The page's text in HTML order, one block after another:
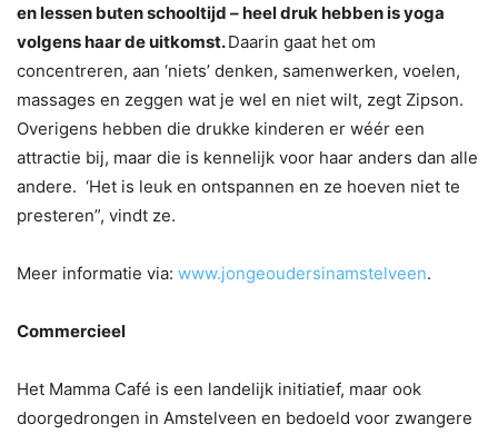
en lessen buten schooltijd – heel druk hebben is yoga
volgens haar de uitkomst.Daarin gaat het om
concentreren, aan ‘niets’ denken, samenwerken, voelen,
massages en zeggen wat je wel en niet wilt, zegt Zipson.
Overigens hebben die drukke kinderen er wéér een
attractie bij, maar die is kennelijk voor haar anders dan alle
andere. ‘Het is leuk en ontspannen en ze hoeven niet te
presteren”, vindt ze.
Meer informatie via: www.jongeoudersinamstelveen.
Commercieel
Het Mamma Café is een landelijk initiatief, maar ook
doorgedrongen in Amstelveen en bedoeld voor zwangere